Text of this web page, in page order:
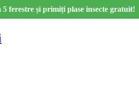
ferestre și primiți plase insecte gratuit!